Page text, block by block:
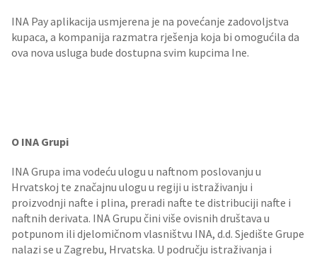
INA Pay aplikacija usmjerena je na povećanje zadovoljstva
kupaca, a kompanija razmatra rješenja koja bi omogućila da
ova nova usluga bude dostupna svim kupcima Ine.
O INA Grupi
INA Grupa ima vodeću ulogu u naftnom poslovanju u
Hrvatskoj te značajnu ulogu u regiji u istraživanju i
proizvodnji nafte i plina, preradi nafte te distribuciji nafte i
naftnih derivata. INA Grupu čini više ovisnih društava u
potpunom ili djelomičnom vlasništvu INA, d.d. Sjedište Grupe
nalazi se u Zagrebu, Hrvatska. U području istraživanja i